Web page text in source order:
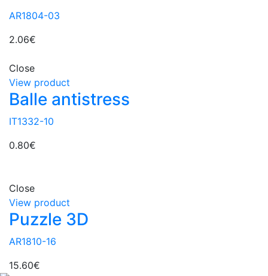
AR1804-03
2.06€
Close
View product
Balle antistress
IT1332-10
0.80€
Close
View product
Puzzle 3D
AR1810-16
15.60€